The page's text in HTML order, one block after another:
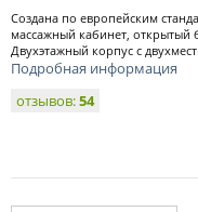
Создана по европейским
массажный кабинет, открытый
Двухэтажный корпус с
Подробная информация
отзывов:54